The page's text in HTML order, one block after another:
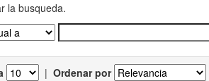
la busqueda.
| Ordenar por